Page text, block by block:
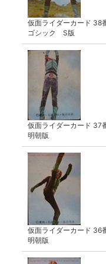
仮面ライダーカード
ゴシック S版
仮面ライダーカード
明朝版
仮面ライダーカード
明朝版